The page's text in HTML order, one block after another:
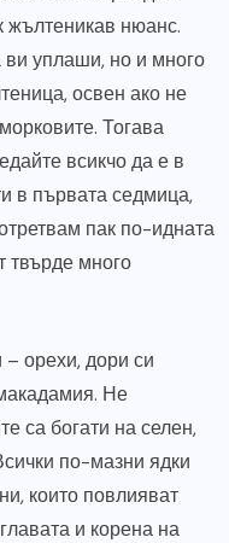
жълтеникав нюанс.
уплаши, но и много
освен ако не
Тогава
всикчо да е в
в първата седмица,
пак по-идната
твърде много
– орехи, дори си
Не
са богати на селен,
по-мазни ядки
които повлияват
и корена на